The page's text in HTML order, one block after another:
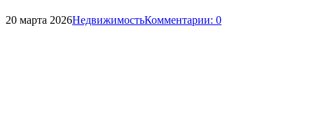
20 марта 2026НедвижимостьКомментарии: 0